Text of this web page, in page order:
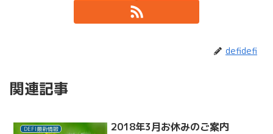
defidefi
関連記事
DEFI最新情報 2018年3月お休みのご案内